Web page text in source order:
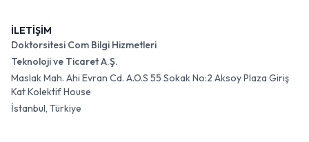
İLETİŞİM
Doktorsitesi Com Bilgi Hizmetleri
Teknoloji ve Ticaret A.Ş.
Maslak Mah. Ahi Evran Cd. A.O.S 55 Sokak No:2 Aksoy Plaza Giriş
Kat Kolektif House
İstanbul, Türkiye